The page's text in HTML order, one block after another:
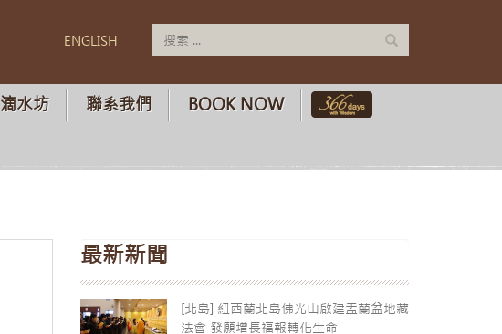
ENGLISH
滴水坊 聯系我們 BOOK NOW
最新新聞
[北島] 紐西蘭北島佛光山啟建盂蘭盆地藏
法會 發願增長福報轉化生命